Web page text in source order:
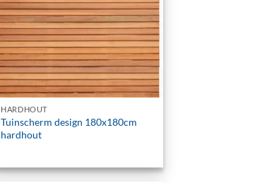
+
HARDHOUT
Tuinscherm design 180x180cm
hardhout